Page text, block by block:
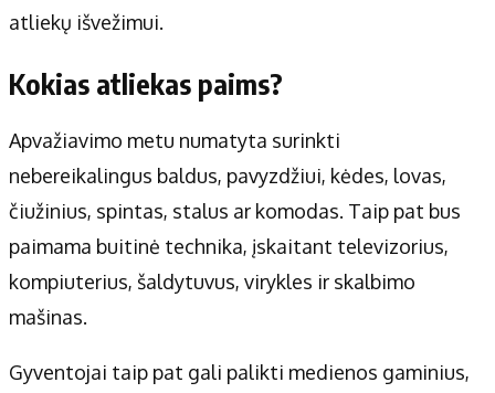
atliekų išvežimui.
Kokias atliekas paims?
Apvažiavimo metu numatyta surinkti
nebereikalingus baldus, pavyzdžiui, kėdes, lovas,
čiužinius, spintas, stalus ar komodas. Taip pat bus
paimama buitinė technika, įskaitant televizorius,
kompiuterius, šaldytuvus, virykles ir skalbimo
mašinas.
Gyventojai taip pat gali palikti medienos gaminius,